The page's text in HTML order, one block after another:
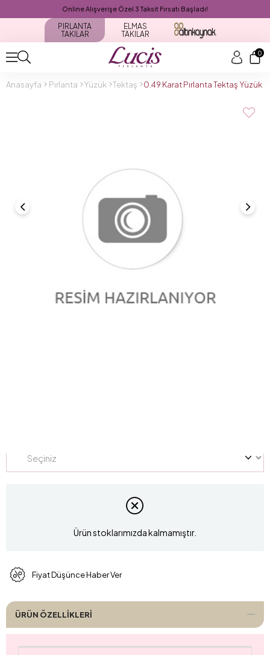
Online Alışverişe Özel 3 Taksit Fırsatı Başladı!
PIRLANTA
TAKILAR
ELMAS
TAKILAR
0
Anasayfa Pırlanta Yüzük Tektaş 0.49 Karat Pırlanta Tektaş Yüzük
Ürün stoklarımızda kalmamıştır.
Fiyat Düşünce Haber Ver
ÜRÜN ÖZELLIKLERI